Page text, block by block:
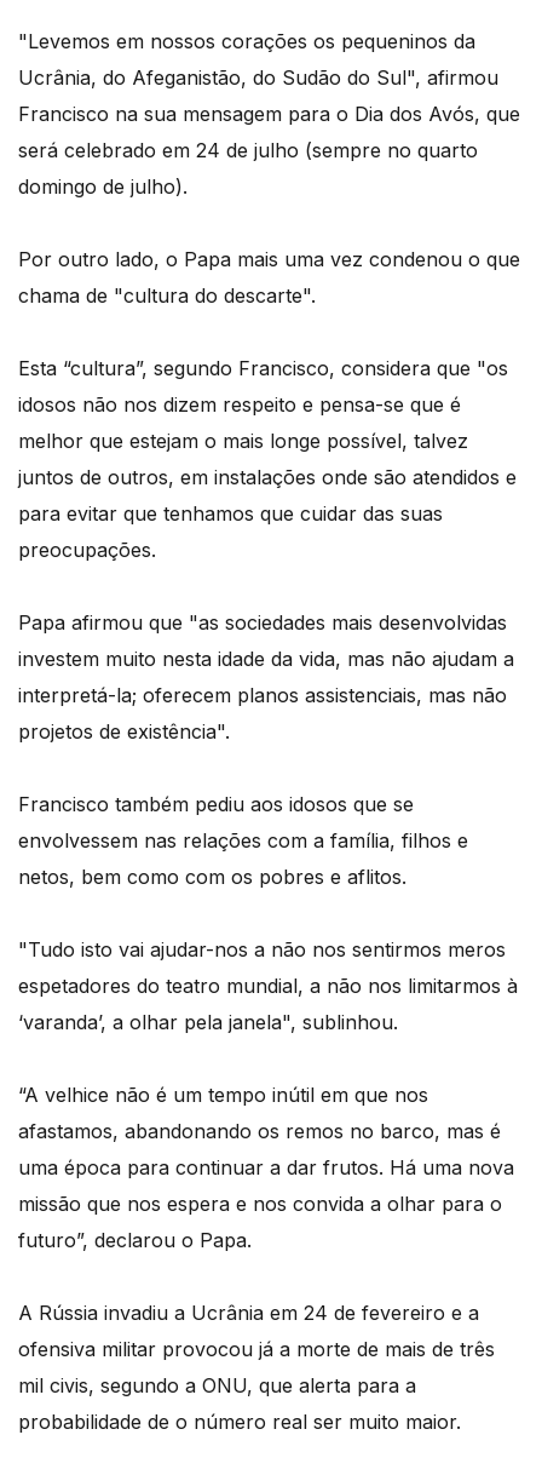
"Levemos em nossos corações os pequeninos da
Ucrânia, do Afeganistão, do Sudão do Sul", afirmou
Francisco na sua mensagem para o Dia dos Avós, que
será celebrado em 24 de julho (sempre no quarto
domingo de julho).
Por outro lado, o Papa mais uma vez condenou o que
chama de "cultura do descarte".
Esta “cultura”, segundo Francisco, considera que "os
idosos não nos dizem respeito e pensa-se que é
melhor que estejam o mais longe possível, talvez
juntos de outros, em instalações onde são atendidos e
para evitar que tenhamos que cuidar das suas
preocupações.
Papa afirmou que "as sociedades mais desenvolvidas
investem muito nesta idade da vida, mas não ajudam a
interpretá-la; oferecem planos assistenciais, mas não
projetos de existência".
Francisco também pediu aos idosos que se
envolvessem nas relações com a família, filhos e
netos, bem como com os pobres e aflitos.
"Tudo isto vai ajudar-nos a não nos sentirmos meros
espetadores do teatro mundial, a não nos limitarmos à
‘varanda’, a olhar pela janela", sublinhou.
“A velhice não é um tempo inútil em que nos
afastamos, abandonando os remos no barco, mas é
uma época para continuar a dar frutos. Há uma nova
missão que nos espera e nos convida a olhar para o
futuro”, declarou o Papa.
A Rússia invadiu a Ucrânia em 24 de fevereiro e a
ofensiva militar provocou já a morte de mais de três
mil civis, segundo a ONU, que alerta para a
probabilidade de o número real ser muito maior.